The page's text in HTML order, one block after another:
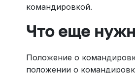
командировкой.
Что еще
Положение о
положении о